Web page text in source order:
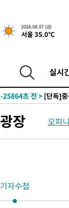
2026.08.07 (금)
서울 35.0℃
실시
-25937초 전 >
"낮 기
-25901초 전 >
선포
-25864초 전 > [단독]
-22141초 전 >
SK하
-18997초 전 >여자배
-17937초 전 >
광장 오피
기자수첩